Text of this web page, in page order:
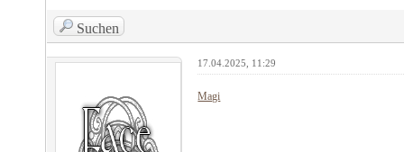
Suchen
17.04.2025, 11:29
Magi